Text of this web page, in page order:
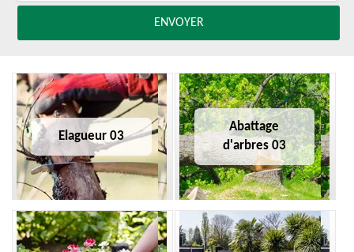
Elagueur 03
Abattage
d'arbres 03